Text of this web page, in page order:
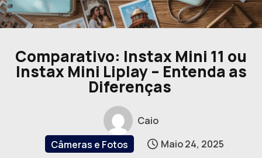
Comparativo: Instax Mini 11 ou
Instax Mini Liplay – Entenda as
Diferenças
Caio
Câmeras e Fotos
Maio 24, 2025